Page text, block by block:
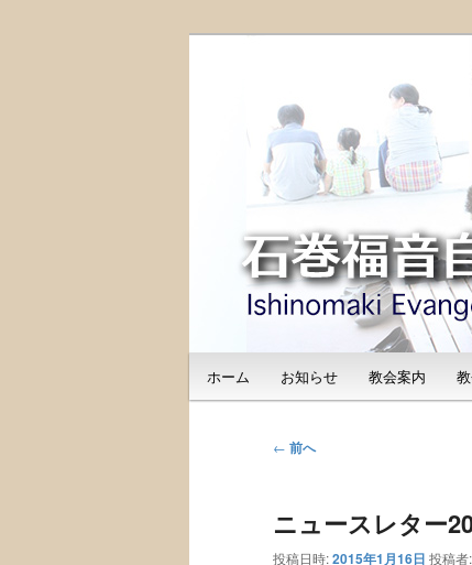
石巻福音自
Free
日本福音自由教会の有志に
ホーム お知らせ 教会案内
投
ビ
ゲ
← 前へ
ニュースレター
投稿日時:2015年1月16日 投稿者: